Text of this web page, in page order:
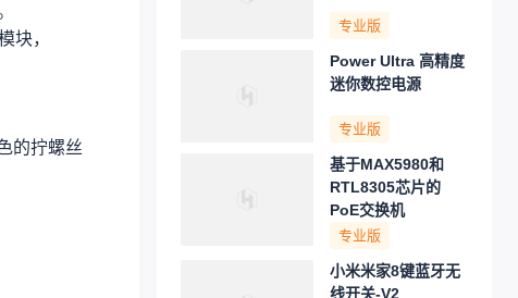
块，
的拧螺丝
专业版
Power Ultra 高精度
迷你数控电源
专业版
基于MAX5980和
RTL8305芯片的
PoE交换机
专业版
小米米家8键蓝牙无
线开关-V2